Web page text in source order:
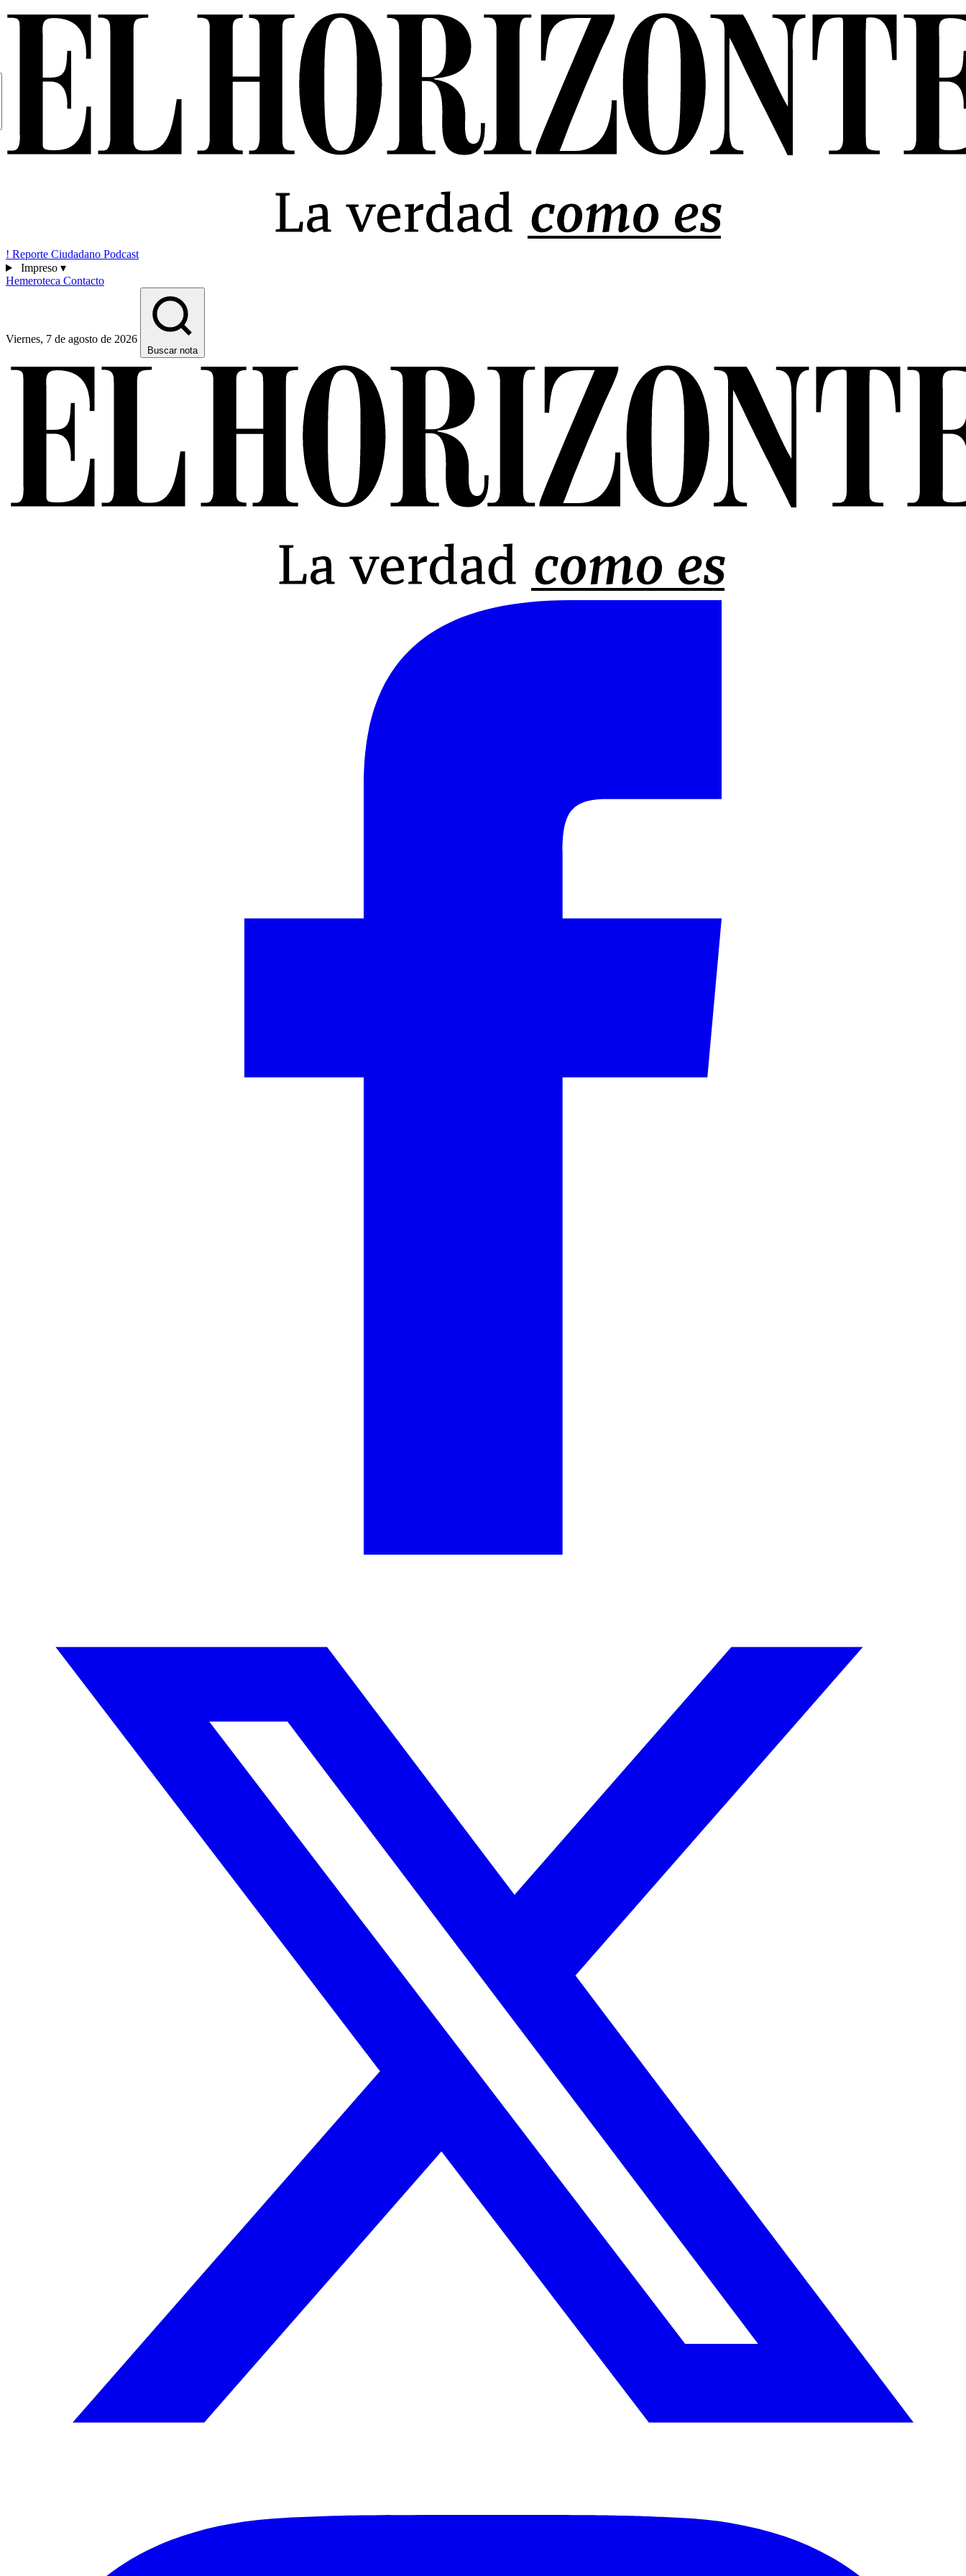
! Reporte Ciudadano Podcast
Impreso ▾
Hemeroteca Contacto
Viernes, 7 de agosto de 2026
Buscar nota